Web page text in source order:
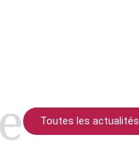
Toutes les actualités